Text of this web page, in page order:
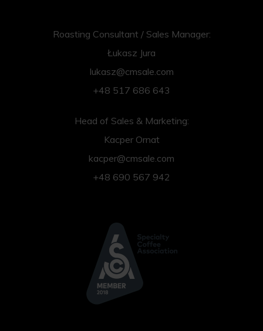
Roasting Consultant / Sales Manager:
Łukasz Jura
lukasz@cmsale.com
+48 517 686 643
Head of Sales & Marketing:
Kacper Ornat
kacper@cmsale.com
+48 690 567 942